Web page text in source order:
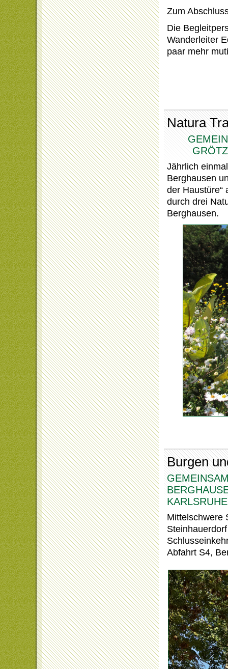
Zum
Die
Wanderleiter
paar mehr
Natura
Jährlich
Berghausen
der Haustüre“
durch drei
Berghausen.
Burgen
Mittelschwere
Abfahrt S4,